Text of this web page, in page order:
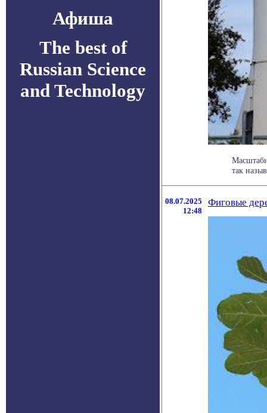
Афиша
The best of
Russian Science
and Technology
так
08.07.2025
12:48
Фиговые